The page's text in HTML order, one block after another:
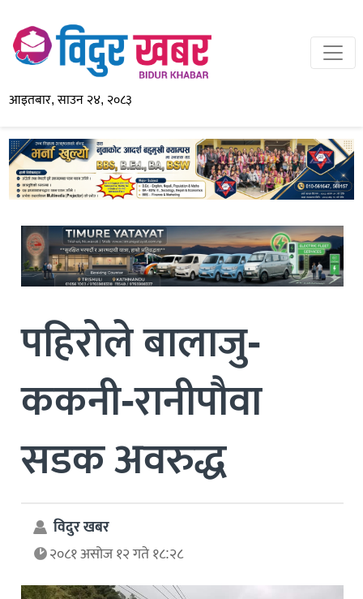
आइतबार, साउन २४, २०८३
पहिरोले बालाजु-
ककनी-रानीपौवा
सडक अवरुद्ध
विदुर खबर
२०८१ असोज १२ गते १८:२८